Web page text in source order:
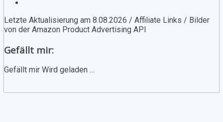
Letzte Aktualisierung am 8.08.2026 / Affiliate Links / Bilder
von der Amazon Product Advertising API
Gefällt mir:
Gefällt mir Wird geladen …